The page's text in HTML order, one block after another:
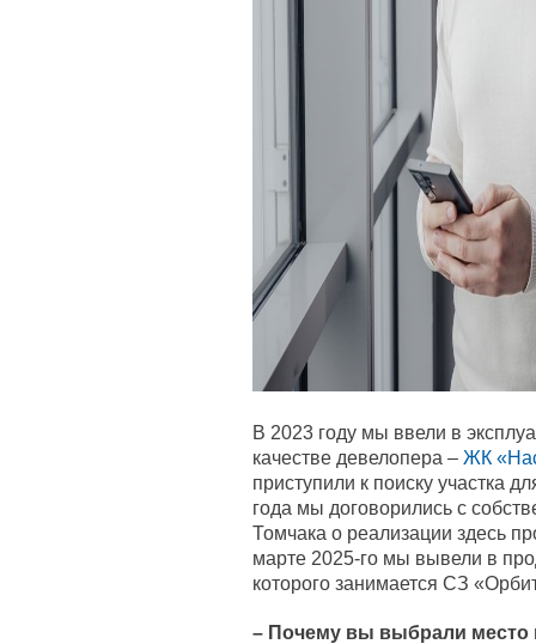
В 2023 году мы ввели в
качестве девелопера – ЖК
приступили к поиску участка
года мы договорились с
Томчака о реализации здесь
марте 2025-го мы вывели в
которого занимается СЗ
– Почему вы выбрали место